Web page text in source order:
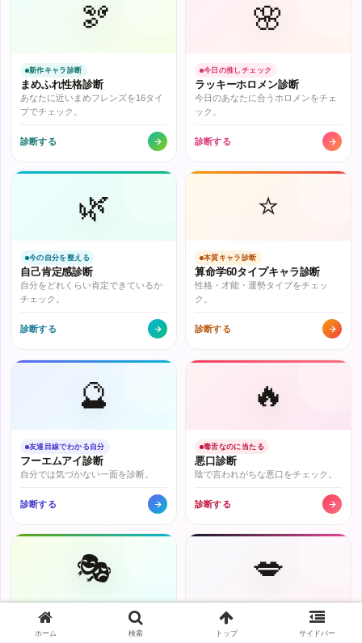
🫘
新作キャラ診断
まめふれ性格診断
あなたに近いまめフレンズを16タイ
プでチェック。
診断する
🌸
今日の推しチェック
ラッキーホロメン診断
今日のあなたに合うホロメンをチェ
ック。
診断する
🌿
今の自分を整える
自己肯定感診断
自分をどれくらい肯定できているか
チェック。
診断する
⭐
本質キャラ診断
算命学60タイプキャラ診断
性格・才能・運勢タイプをチェッ
ク。
診断する
🔮
友達目線でわかる自分
フーエムアイ診断
自分では気づかない一面を診断。
診断する
🔥
毒舌なのに当たる
悪口診断
陰で言われがちな悪口をチェック。
診断する
🎭
友達の顔をした敵？
フレネミー診断
💋
4指標でわかる本音
DSKB診断
ホーム 検索 トップ サイドバー